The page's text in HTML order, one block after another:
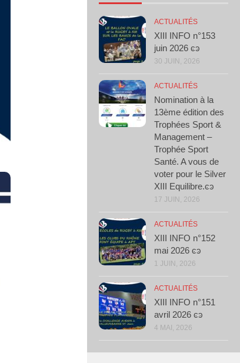
ACTUALITÉS
XIII INFO n°153
juin 2026 ͼͽ
30 JUIN, 2026
ACTUALITÉS
Nomination à la
13ème édition des
Trophées Sport &
Management –
Trophée Sport
Santé. A vous de
voter pour le Silver
XIII Equilibre.ͼͽ
17 JUIN, 2026
ACTUALITÉS
XIII INFO n°152
mai 2026 ͼͽ
1 JUIN, 2026
ACTUALITÉS
XIII INFO n°151
avril 2026 ͼͽ
4 MAI, 2026